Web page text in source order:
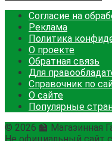
Согласие на
Реклама
Политика
О проекте
Обратная связь
Для
Справочник по
О сайте
Популярные
© 2026 🏫 Магазинная
Не официальный сайт